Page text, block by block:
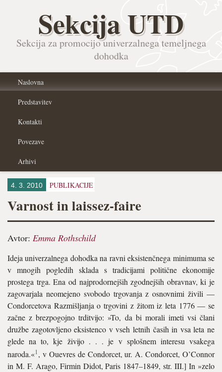
Sekcija UTD
Sekcija za promocijo univerzalnega temeljnega
dohodka
Naslovna
Predstavitev
Kontakti
Povezave
Arhivi
4. 3. 2010 PUBLIKACIJE
Varnost in laissez-faire
Avtor: Emma Rothschild
Ideja univerzalnega dohodka na ravni eksistenčnega minimuma se
v mnogih pogledih sklada s tradicijami politične ekonomije
prostega trga. Ena od najprodornejših zgodnejših obravnav, ki je
zagovarjala neomejeno svobodo trgovanja z osnovnimi živili —
Condorcetova Razmišljanja o trgovini z žitom iz leta 1776 — se
začne z brezpogojno trditvijo: »To, da bi morali imeti vsi člani
družbe zagotovljeno eksistenco v vseh letnih časih in vsa leta ne
glede na to, kje živijo . . . je v splošnem interesu vsakega
naroda.«1, v Ouevres de Condorcet, ur. A. Condorcet, O’Connor
in M. F. Arago, Firmin Didot, Paris 1847–1849, str. III.] In »zelo